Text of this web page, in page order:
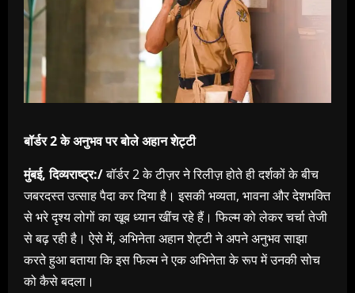
बॉर्डर 2 के अनुभव पर बोले अहान शेट्टी
मुंबई, दिव्यराष्ट्र:/बॉर्डर 2 के टीज़र ने रिलीज़ होते ही दर्शकों के बीच
जबरदस्त उत्साह पैदा कर दिया है। इसकी भव्यता, भावना और देशभक्ति
से भरे दृश्य लोगों का खूब ध्यान खींच रहे हैं। फिल्म को लेकर चर्चा तेजी
से बढ़ रही है। ऐसे में, अभिनेता अहान शेट्टी ने अपने अनुभव साझा
करते हुआ बताया कि इस फिल्म ने एक अभिनेता के रूप में उनकी सोच
को कैसे बदला।